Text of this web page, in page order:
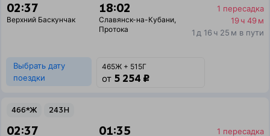
02:37
Верхний Баскунчак
18:02
Славянск-на-Кубани,
Протока
1 пересадка
19 ч 49 м
1 д 16 ч 25 м в пути
Выбрать дату
поездки
465Ж + 515Г
от 5 254 ₽
466*Ж 243Н
02:37 01:35
1 пересадка